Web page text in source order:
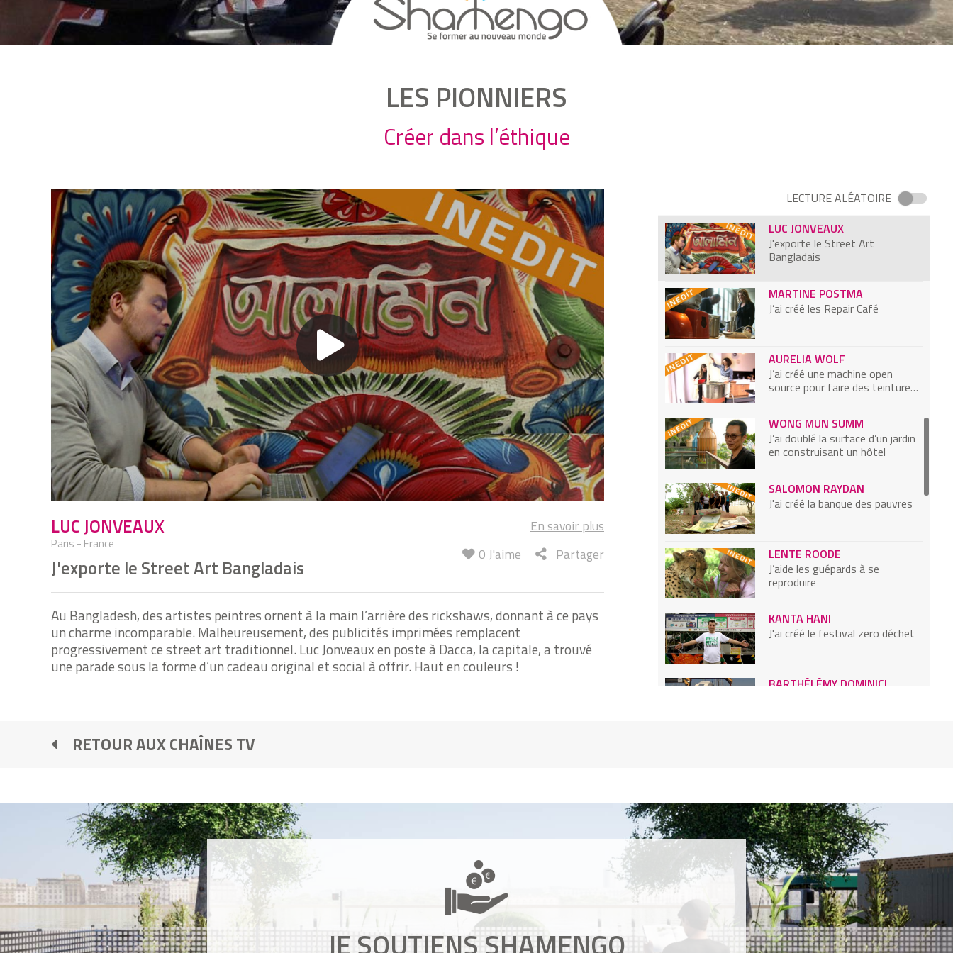
LES PIONNIERS
Créer dans l’éthique
Benoit Trouvé - Midipile
LUC JONVEAUX
Paris - France
J'exporte le Street Art Bangladais
En savoir plus
0 J'aime Partager
Au Bangladesh, des artistes peintres ornent à la main l’arrière des rickshaws, donnant à ce pays
un charme incomparable. Malheureusement, des publicités imprimées remplacent
progressivement ce street art traditionnel. Luc Jonveaux en poste à Dacca, la capitale, a trouvé
une parade sous la forme d’un cadeau original et social à offrir. Haut en couleurs !
LECTURE ALÉATOIRE
PEDRO REYES
Je transforme des armes à feu
tourner mes platines
LUC JONVEAUX
J'exporte le Street Art
Bangladais
MARTINE POSTMA
J’ai créé les Repair Café
AURELIA WOLF
J’ai créé une machine open
source pour faire des teintures
WONG MUN SUMM
J’ai doublé la surface d’un jardin
en construisant un hôtel
SALOMON RAYDAN
J'ai créé la banque des pauvres
LENTE ROODE
J’aide les guépards à se
reproduire
KANTA HANI
J'ai créé le festival zero déchet
BARTHÉLÉMY DOMINICI
HEATH NASH
je transforme vos bouteilles de
lait en luminaire design
STIVEN KERESTEGIAN
Je transforme la peau du
saumon en cuir équitable
WASHINGTON CUCURTO
RETOUR AUX CHAÎNES TV